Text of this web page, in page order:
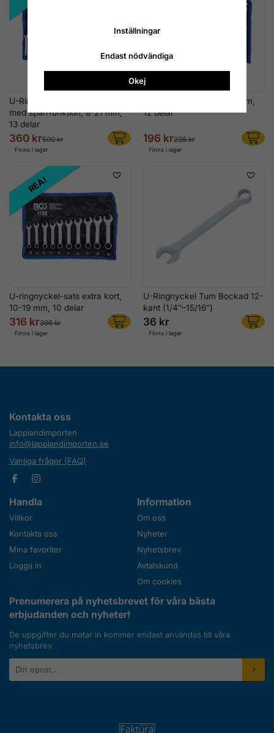
U-Ringyckel-sats, U-sidan
med spärrfunktion, 8-21 mm,
13 delar
360 kr500 kr
Finns i lager
U-ringnyckel-sats, 8-19 mm,
12 delar
196 kr236 kr
Finns i lager
REA!
U-ringnyckel-sats extra kort,
10-19 mm, 10 delar
316 kr396 kr
Finns i lager
U-Ringnyckel Tum Bockad 12-
kant (1/4″–15/16″)
36 kr
Finns i lager
Kontakta oss
Lapplandimporten
info@lapplandimporten.se
Vanliga frågor (FAQ)
Handla
Villkor
Kontakta oss
Mina favoriter
Logga in
Information
Om oss
Nyheter
Nyhetsbrev
Avtalskund
Om cookies
Prenumerera på nyhetsbrevet för våra bästa
erbjudanden och nyheter!
De uppgifter du matar in kommer endast användas till våra
nyhetsbrev.
E-
postadress
Inställningar
Endast nödvändiga
Okej